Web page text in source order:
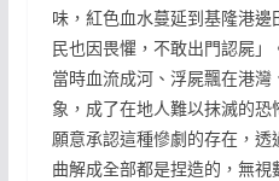
味，紅色血水蔓延到基隆港
民也因畏懼，不敢出門認屍」
當時血流成河、浮屍飄在港
象，成了在地人難以抹滅的
願意承認這種慘劇的存在，
曲解成全部都是捏造的，無